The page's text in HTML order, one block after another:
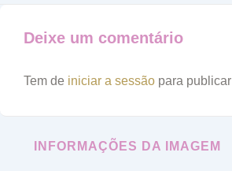
Deixe um comentário
Tem de iniciar a sessão para
INFORMAÇÕES DA IMAGEM